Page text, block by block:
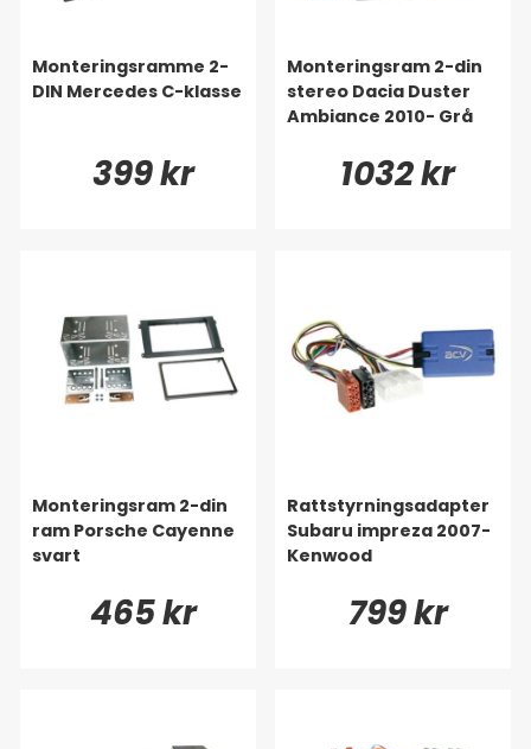
Monteringsramme 2-
DIN Mercedes C-klasse
399 kr
Monteringsram 2-din
stereo Dacia Duster
Ambiance 2010- Grå
1032 kr
Monteringsram 2-din
ram Porsche Cayenne
svart
465 kr
Rattstyrningsadapter
Subaru impreza 2007-
Kenwood
799 kr